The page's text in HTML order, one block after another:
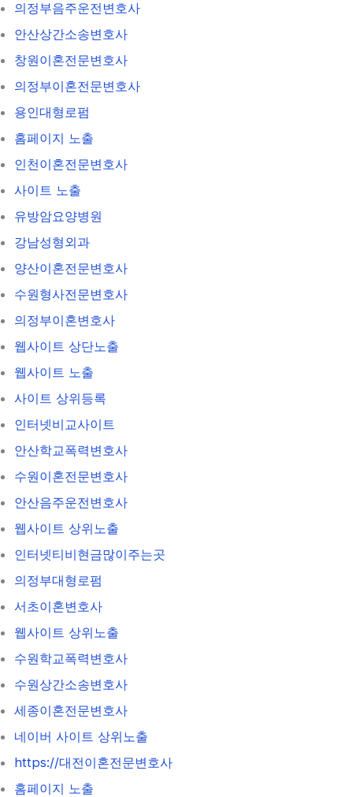
의정부음주운전변호사
안산상간소송변호사
창원이혼전문변호사
의정부이혼전문변호사
용인대형로펌
홈페이지 노출
인천이혼전문변호사
사이트 노출
유방암요양병원
강남성형외과
양산이혼전문변호사
수원형사전문변호사
의정부이혼변호사
웹사이트 상단노출
웹사이트 노출
사이트 상위등록
인터넷비교사이트
안산학교폭력변호사
수원이혼전문변호사
안산음주운전변호사
웹사이트 상위노출
인터넷티비현금많이주는곳
의정부대형로펌
서초이혼변호사
웹사이트 상위노출
수원학교폭력변호사
수원상간소송변호사
세종이혼전문변호사
네이버 사이트 상위노출
https://대전이혼전문변호사
홈페이지 노출